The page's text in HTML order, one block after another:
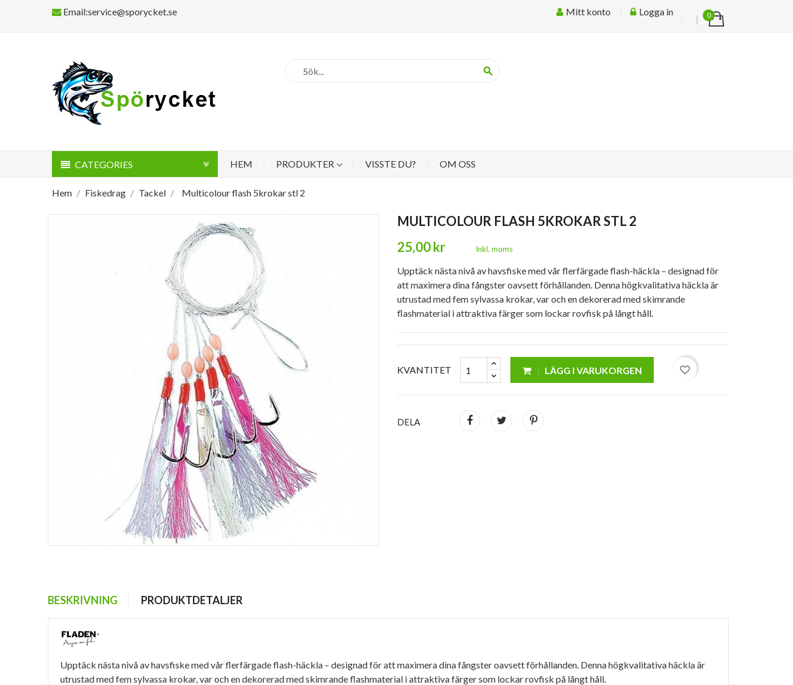
Email:service@sporycket.se Mitt konto Logga in 0
search
CATEGORIES HEM PRODUKTER VISSTE DU? OM OSS
Hem Fiskedrag Tackel Multicolour flash 5krokar stl 2
MULTICOLOUR FLASH 5KROKAR STL 2
25,00 kr
Inkl. moms
Upptäck nästa nivå av havsfiske med vår flerfärgade flash-häckla – designad för
att maximera dina fångster oavsett förhållanden. Denna högkvalitativa häckla är
utrustad med fem sylvassa krokar, var och en dekorerad med skimrande
flashmaterial i attraktiva färger som lockar rovfisk på långt håll.
KVANTITET LÄGG I VARUKORGEN favorite_border
DELA
BESKRIVNING PRODUKTDETALJER
Upptäck nästa nivå av havsfiske med vår flerfärgade flash-häckla – designad för att maximera dina fångster oavsett förhållanden. Denna högkvalitativa häckla är
utrustad med fem sylvassa krokar, var och en dekorerad med skimrande flashmaterial i attraktiva färger som lockar rovfisk på långt håll.